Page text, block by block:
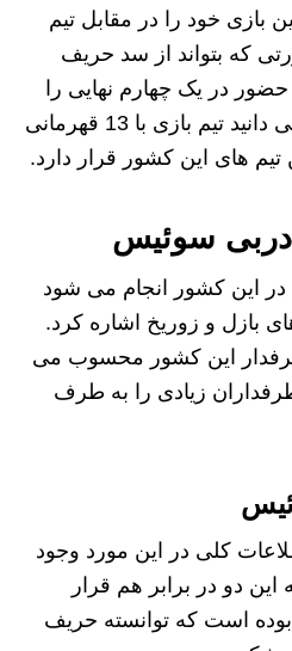
بازی خود را در مقابل تیم
که بتواند از سد حریف
در یک چهارم نهایی را
کسب کند. همانطور که می دانید تیم بازی با 13 قهرمانی
تیم های این کشور قرار دارد.
سوئیس
در این کشور انجام می شود
بازل و زوریخ اشاره کرد.
این کشور محسوب می
زیادی را به طرف
کلی در این مورد وجود
این دو در برابر هم قرار
بوده است که توانسته حریف